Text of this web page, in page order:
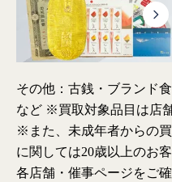
その他：古銭・ブランド
など ※買取対象品目は店
※また、未成年者からの
に関しては20歳以上のお
各店舗・催事ページをご